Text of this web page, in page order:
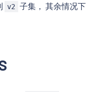
v2
子集， 其余情况下